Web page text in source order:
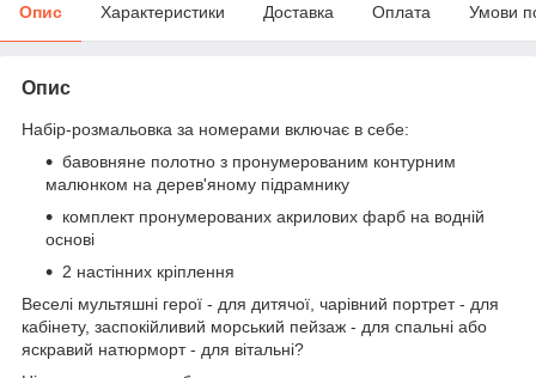
Опис Характеристики Доставка Оплата Умови
Опис
Набір-розмальовка за номерами включає в себе:
бавовняне полотно з пронумерованим контурним
малюнком на дерев'яному підрамнику
комплект пронумерованих акрилових фарб на водній
основі
2 настінних кріплення
Веселі мультяшні герої - для дитячої, чарівний портрет - для
кабінету, заспокійливий морський пейзаж - для спальні або
яскравий натюрморт - для вітальні?